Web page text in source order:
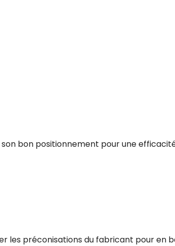
son bon positionnement pour une
les préconisations du fabricant pour en